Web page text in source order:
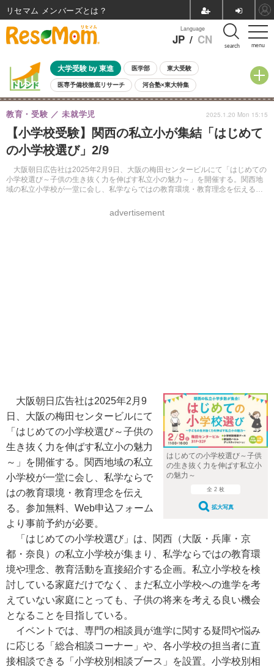
menu
Language
JP / CN search
大学受験 by 東進 医学部 東大受験
医専予備校徹底リサーチ 河合塾×東大特集
親子で考える大学選び 高校受験 中学受験 小学校受験
共通テスト 夏休み
8月開催イベント・WS 全国公立高校 過去問 人気記事
自由研究教材（小学生向け）
【小学校受験】関西の私立小が集結「はじめて
の小学校選び」2/9
大阪朝日広告社は2025年2月9日、大阪の梅田センタービルにて「はじめての
小学校選び～子供の生き抜く力を伸ばす私立小の魅力～」を開催する。関西地
域の私立小学校が一堂に会し、私学ならではの教育環境・教育理念を伝える。
教育・受験 未就学児
advertisement
2025.1.20 Mon 15:15
はじめての小学校選び～子供
の生き抜く力を伸ばす私立小
の魅力～
全 2 枚
拡大写真
大阪朝日広告社は2025年2月9
日、大阪の梅田センタービルにて
「はじめての小学校選び～子供の
生き抜く力を伸ばす私立小の魅力
～」を開催する。関西地域の私立
小学校が一堂に会し、私学ならで
はの教育環境・教育理念を伝え
る。参加無料、Web申込フォーム
より事前予約が必要。
「はじめての小学校選び」は、関西（大阪・兵庫・京
都・奈良）の私立小学校が集まり、私学ならではの教育環
境や理念、教育活動を直接紹介する企画。私立小学校を検
討している家庭だけでなく、まだ私立小学校への進学を考
えていない家庭にとっても、子供の将来を考える良い機会
となることを目指している。
イベントでは、専門の相談員が進学に関する疑問や悩み
に応じる「総合相談コーナー」や、各小学校の担当者に直
接相談できる「小学校別相談ブース」を設置。小学校別相
リセマム メンバーズ